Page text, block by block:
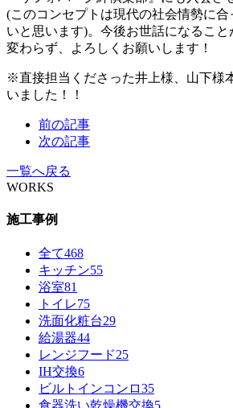
(このコンセプトは現代の社会情勢に合
いと思います)。今後お世話になること
変わらず、よろしくお願いします！
※直接担当くださった井上様、山下様
いました！！
前の記事
次の記事
一覧へ戻る
WORKS
施工事例
全て468
キッチン55
浴室81
トイレ75
洗面化粧台29
給湯器44
レンジフード25
IH交換6
ビルトインコンロ35